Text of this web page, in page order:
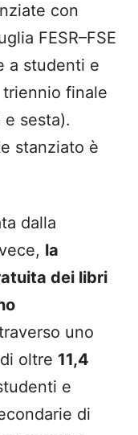
con
FESR–FSE
a studenti e
finale
sesta).
stanziato è
dalla
la
dei libri
uno
oltre 11,4
e
di